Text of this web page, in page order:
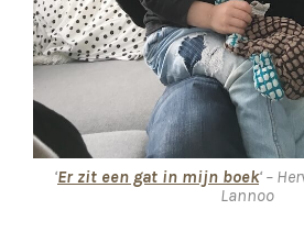
‘Er zit een gat in mijn boek‘ –
Lannoo